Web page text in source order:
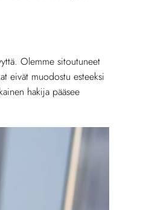
Olemme sitoutuneet
eivät muodostu esteeksi
hakija pääsee